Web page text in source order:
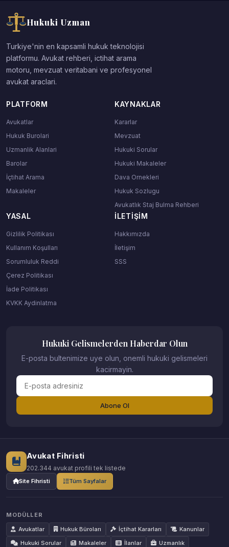
Hukuki Uzman
Turkiye'nin en kapsamli hukuk teknolojisi
platformu. Avukat rehberi, ictihat arama
motoru, mevzuat veritabani ve profesyonel
avukat araclari.
PLATFORM
Avukatlar
Hukuk Burolari
Uzmanlik Alanlari
Barolar
İçtihat Arama
Makaleler
KAYNAKLAR
Kararlar
Mevzuat
Hukuki Sorular
Hukuki Makaleler
Dava Ornekleri
Hukuk Sozlugu
Avukatlık Staj Bulma Rehberi
YASAL
Gizlilik Politikası
Kullanım Koşulları
Sorumluluk Reddi
Çerez Politikası
İade Politikası
KVKK Aydinlatma
İLETIŞIM
Hakkımızda
İletişim
SSS
Hukuki Gelismelerden Haberdar Olun
E-posta bultenimize uye olun, onemli hukuki gelismeleri
kacirmayin.
Abone Ol
Avukat Fihristi
202.344 avukat profili tek listede
Site Fihristi Tüm Sayfalar
MODÜLLER
Avukatlar
Hukuk Büroları İçtihat Kararları
Kanunlar
Hukuki Sorular
Makaleler İlanlar
Uzmanlık